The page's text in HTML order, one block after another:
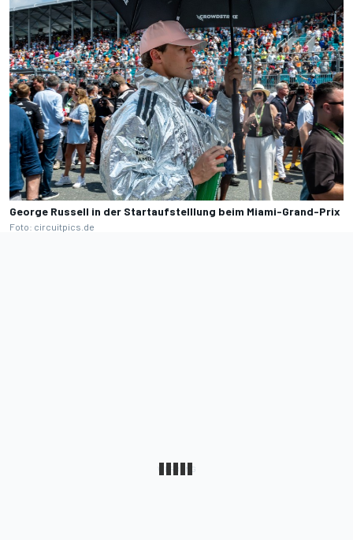
George Russell in der Startaufstelllung beim Miami-Grand-Prix
Foto: circuitpics.de